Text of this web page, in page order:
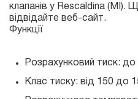
клапанів у Rescaldina (MI).
відвідайте веб-сайт.
Функції
Розрахунковий тиск: до
Клас тиску: від 150 до